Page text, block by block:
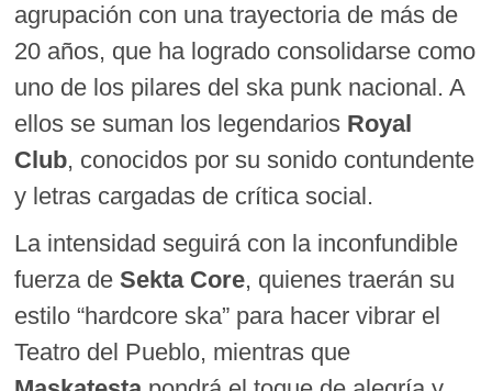
agrupación con una trayectoria de más de
20 años, que ha logrado consolidarse como
uno de los pilares del ska punk nacional. A
ellos se suman los legendarios Royal
Club, conocidos por su sonido contundente
y letras cargadas de crítica social.
La intensidad seguirá con la inconfundible
fuerza deSekta Core, quienes traerán su
estilo “hardcore ska” para hacer vibrar el
Teatro del Pueblo, mientras que